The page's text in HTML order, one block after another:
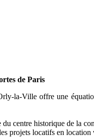
de Paris
la-Ville offre une
centre historique de la
projets locatifs en